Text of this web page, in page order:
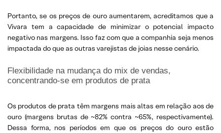
Portanto, se os preços de ouro aumentarem, acreditamos que a
Vivara tem a capacidade de minimizar o potencial impacto
negativo nas margens. Isso faz com que a companhia seja menos
impactada do que as outras varejistas de joias nesse cenário.
Flexibilidade na mudança do mix de vendas,
concentrando-se em produtos de prata
Os produtos de prata têm margens mais altas em relação aos de
ouro (margens brutas de ~82% contra ~65%, respectivamente).
Dessa forma, nos períodos em que os preços do ouro estão